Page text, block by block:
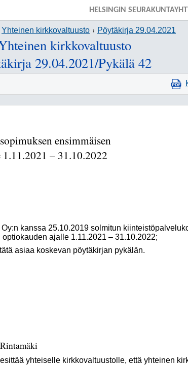
HELSINGIN
Yhteinen kirkkovaltuusto Pöytäkirja 29.04.2021
kirkkovaltuusto
29.04.2021/Pykälä 42
ensimmäisen
– 31.10.2022
25.10.2019 solmitun
ajalle 1.11.2021 – 31.10.2022;
koskevan pöytäkirjan pykälän.
yhteiselle kirkkovaltuustolle, että yhteinen